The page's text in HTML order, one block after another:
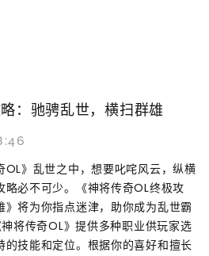
：驰骋乱世，横扫群雄
OL》乱世之中，想要叱咤风云，纵横
略必不可少。《神将传奇OL终极攻
》将为你指点迷津，助你成为乱世霸
将传奇OL》提供多种职业供玩家选
的技能和定位。根据你的喜好和擅长